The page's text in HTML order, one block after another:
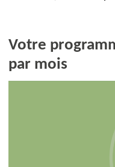
Votre
par mois